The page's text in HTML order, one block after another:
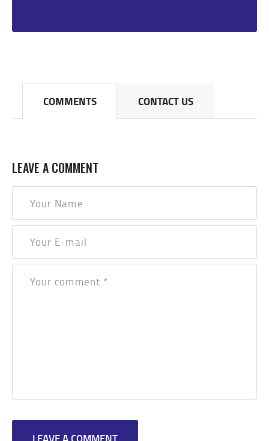
COMMENTS CONTACT US
LEAVE A COMMENT